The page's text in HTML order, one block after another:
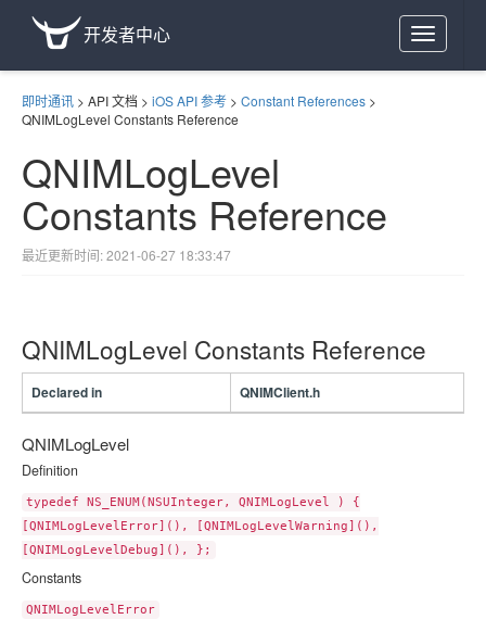
Toggle
navigation
开发者中心
即时通讯 > API 文档 > iOS API 参考 > Constant References >
QNIMLogLevel Constants Reference
QNIMLogLevel
Constants Reference
最近更新时间: 2021-06-27 18:33:47
QNIMLogLevel Constants Reference
Declared in QNIMClient.h
QNIMLogLevel
Definition
typedef NS_ENUM(NSUInteger, QNIMLogLevel ) {
[QNIMLogLevelError](), [QNIMLogLevelWarning](),
[QNIMLogLevelDebug](), };
Constants
QNIMLogLevelError